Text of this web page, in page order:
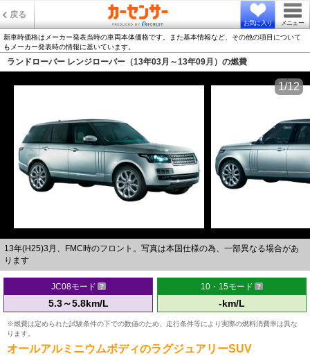
戻る
お気に入り メニュー
新車時価格はメーカー発表当時の車両本体価格です。また基本情報など、その他の項目について
もメーカー発表時の情報に基いています。
ランドローバー レンジローバー（13年03月～13年09月）の燃費
13年(H25)3月、FMC時のフロント。写真は本国仕様の為、一部異なる場合があ
ります
1/12
JC08モード
5.3～5.8km/L
10・15モード
-km/L
※燃費は定められた試験条件の下での数値のため、走行条件等により実際の燃料消費率は異な
ります。
オールアルミニウムボディのラグジュアリーSUV